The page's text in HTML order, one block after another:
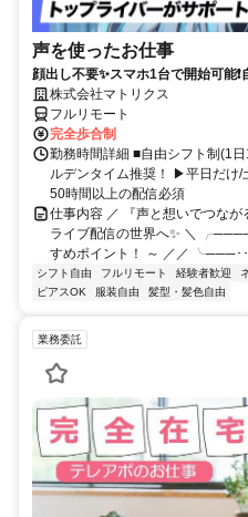
声を使ったお仕事
顔出し不要✨スマホ1台で開始可能
株式会社マトリクス
フルリモート
完全歩合制
勤務時間詳細 ■自由シフト制(1
ルデンタイム推奨！ ▶平日だけ
50時間以上の配信必須
仕事内容 ／ 『声と想いでつな
ライブ配信の世界へ✨ ＼
すめポイント！ ～ ／／ ╰───･
シフト自由 フルリモート 経験者歓迎
ピアスOK
服装自由 髪型・髪色自由
業務委託